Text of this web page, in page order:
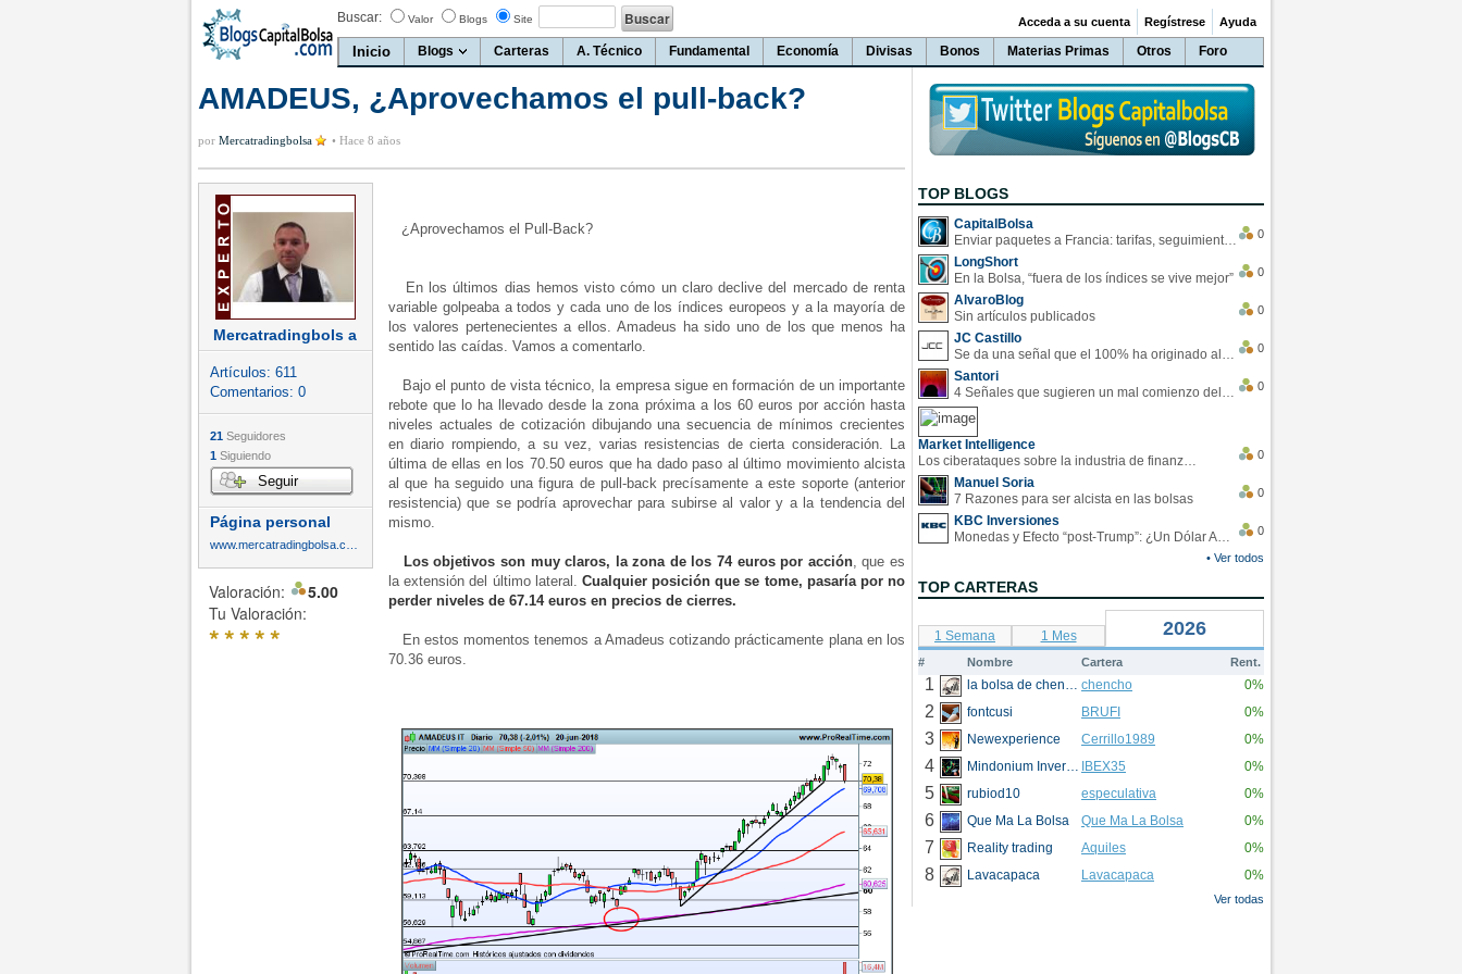
Buscar: Valor Blogs Site
Inicio Blogs Carteras A. Técnico Fundamental Economía Divisas Bonos Materias Primas Otros Foro
Acceda a su cuenta Regístrese Ayuda
AMADEUS, ¿Aprovechamos el pull-back?
por Mercatradingbolsa • Hace 8 años
Mercatradingbols a
Artículos: 611
Comentarios: 0
21 Seguidores
1 Siguiendo
Seguir
Página personal
Valoración:
5.00
Tu Valoración:
*****
¿Aprovechamos el Pull-Back?
En los últimos dias hemos visto cómo un claro declive del mercado de renta
variable golpeaba a todos y cada uno de los índices europeos y a la mayoría de
los valores pertenecientes a ellos. Amadeus ha sido uno de los que menos ha
sentido las caídas. Vamos a comentarlo.
Bajo el punto de vista técnico, la empresa sigue en formación de un importante
rebote que lo ha llevado desde la zona próxima a los 60 euros por acción hasta
niveles actuales de cotización dibujando una secuencia de mínimos crecientes
en diario rompiendo, a su vez, varias resistencias de cierta consideración. La
última de ellas en los 70.50 euros que ha dado paso al último movimiento alcista
al que ha seguido una figura de pull-back precísamente a este soporte (anterior
resistencia) que se podría aprovechar para subirse al valor y a la tendencia del
mismo.
Los objetivos son muy claros, la zona de los 74 euros por acción, que es
la extensión del último lateral. Cualquier posición que se tome, pasaría por no
perder niveles de 67.14 euros en precios de cierres.
En estos momentos tenemos a Amadeus cotizando prácticamente plana en los
70.36 euros.
TOP BLOGS
CapitalBolsa
Enviar paquetes a Francia: tarifas, seguimiento y ventajas destacadas
0
LongShort
En la Bolsa, “fuera de los índices se vive mejor”
0
AlvaroBlog
Sin artículos publicados
0
JC Castillo
Se da una señal que el 100% ha originado alzas en las bolsas
0
Santori
4 Señales que sugieren un mal comienzo del 3T de la economía EEUU
0
Market Intelligence
Los ciberataques sobre la industria de finanzas se han duplicado este año
0
Manuel Soria
7 Razones para ser alcista en las bolsas
0
KBC Inversiones
Monedas y Efecto “post-Trump”: ¿Un Dólar Americano operando en rangos?
0
• Ver todos
TOP CARTERAS
1 Semana 1 Mes 2026
# Nombre Cartera Rent.
1 la bolsa de chencho chencho 0%
2 fontcusi BRUFI 0%
3 Newexperience Cerrillo1989 0%
4 Mindonium Inversions IBEX35 0%
5 rubiod10 especulativa 0%
6 Que Ma La Bolsa Que Ma La Bolsa 0%
7 Reality trading Aquiles 0%
8 Lavacapaca Lavacapaca 0%
Ver todas